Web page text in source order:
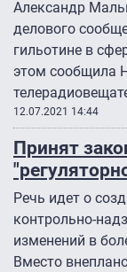
Александр
делового
гильотине в
этом сообщила
12.07.2021 14:44
Принят
Речь идет о
контрольно-
изменений в
Вместо